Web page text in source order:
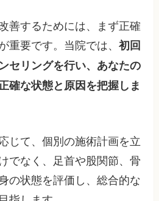
善するためには、まず正確
重要です。当院では、初回
セリングを行い、あなたの
確な状態と原因を把握しま
じて、個別の施術計画を立
でなく、足首や股関節、骨
の状態を評価し、総合的な